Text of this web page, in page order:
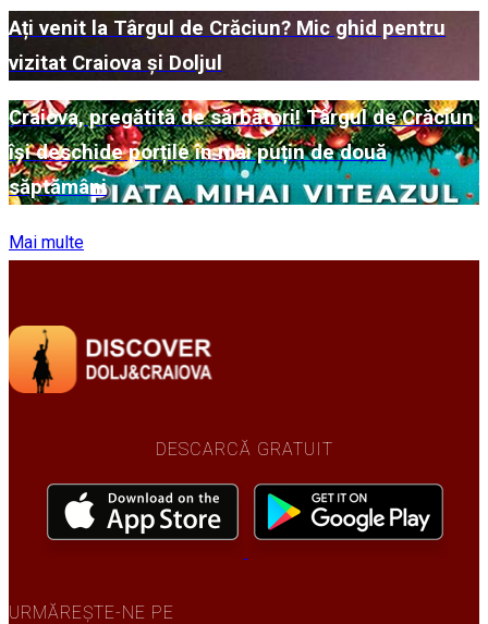
Ați venit la Târgul de Crăciun? Mic ghid pentru
vizitat Craiova și Doljul
Craiova, pregătită de sărbători! Târgul de Crăciun
își deschide porțile în mai puțin de două
săptămâni
Mai multe
DESCARCĂ GRATUIT
URMĂREȘTE-NE PE